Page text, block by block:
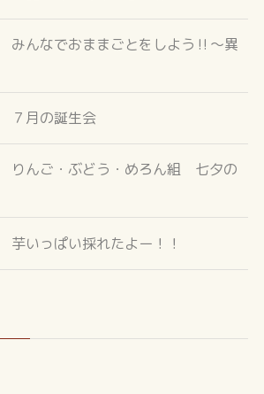
みんなでおままごとをしよう‼～異
７月の誕生会
りんご・ぶどう・めろん組 七夕の
芋いっぱい採れたよー！！